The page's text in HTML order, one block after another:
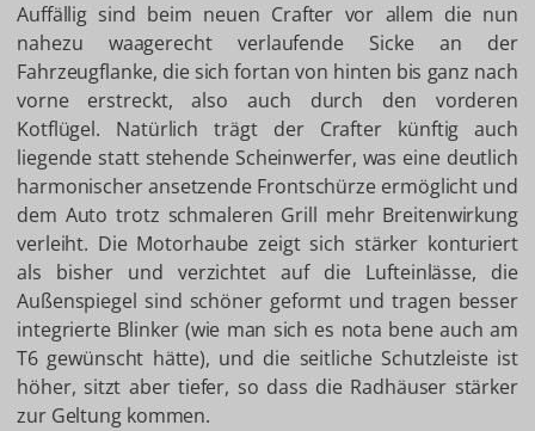
Auffällig sind beim neuen Crafter vor allem die nun
nahezu waagerecht verlaufende Sicke an der
Fahrzeugflanke, die sich fortan von hinten bis ganz nach
vorne erstreckt, also auch durch den vorderen
Kotflügel. Natürlich trägt der Crafter künftig auch
liegende statt stehende Scheinwerfer, was eine deutlich
harmonischer ansetzende Frontschürze ermöglicht und
dem Auto trotz schmaleren Grill mehr Breitenwirkung
verleiht. Die Motorhaube zeigt sich stärker konturiert
als bisher und verzichtet auf die Lufteinlässe, die
Außenspiegel sind schöner geformt und tragen besser
integrierte Blinker (wie man sich es nota bene auch am
T6 gewünscht hätte), und die seitliche Schutzleiste ist
höher, sitzt aber tiefer, so dass die Radhäuser stärker
zur Geltung kommen.